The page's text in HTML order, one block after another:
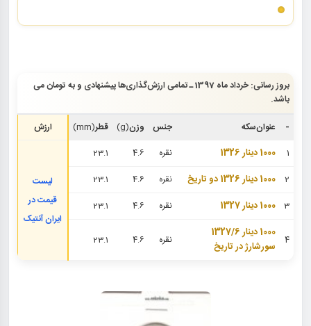
بروز رسانی: خرداد ماه 1397 ـ تمامی ارزش‌گذاری‌ها پیشنهادی و به تومان می
باشد.
-
عنوان‌سکه جنس وزن(g) قطر(mm)
ارزش
1
1000 دینار 1326 نقره 4.6
23.1
لیست
قیمت در
ایران آنتیک
2 1000 دینار 1326 دو تاریخ نقره 4.6
23.1
3 1000 دینار 1327 نقره 4.6
23.1
4
1000 دینار 1327/6
سورشارژ در تاریخ
نقره 4.6
23.1